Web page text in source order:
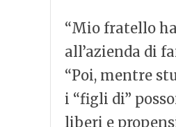
“Mio fratello
all’azienda di
“Poi, mentre
i “figli di”
liberi e